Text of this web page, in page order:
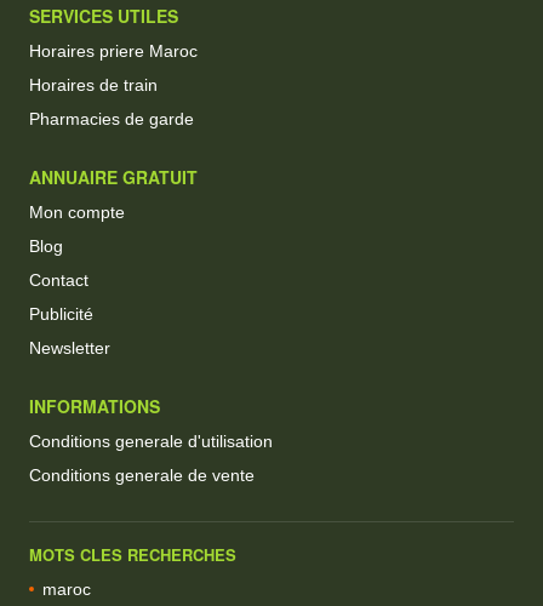
SERVICES UTILES
Horaires priere Maroc
Horaires de train
Pharmacies de garde
ANNUAIRE GRATUIT
Mon compte
Blog
Contact
Publicité
Newsletter
INFORMATIONS
Conditions generale d'utilisation
Conditions generale de vente
MOTS CLES RECHERCHES
maroc